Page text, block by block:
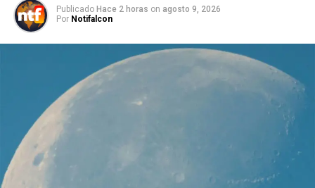
Publicado Hace 2 horas on agosto 9, 2026
Por Notifalcon